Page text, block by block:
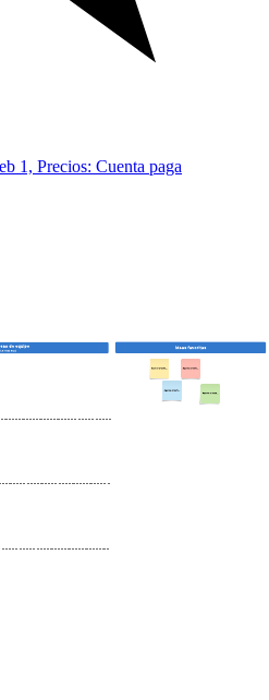
1, Precios: Cuenta paga